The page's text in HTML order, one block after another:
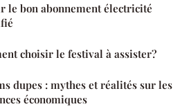
le bon abonnement électricité
choisir le festival à assister?
dupes : mythes et réalités sur les
économiques